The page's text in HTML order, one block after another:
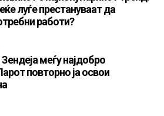
луѓе престануваат да
работи?
меѓу најдобро
повторно ја освои